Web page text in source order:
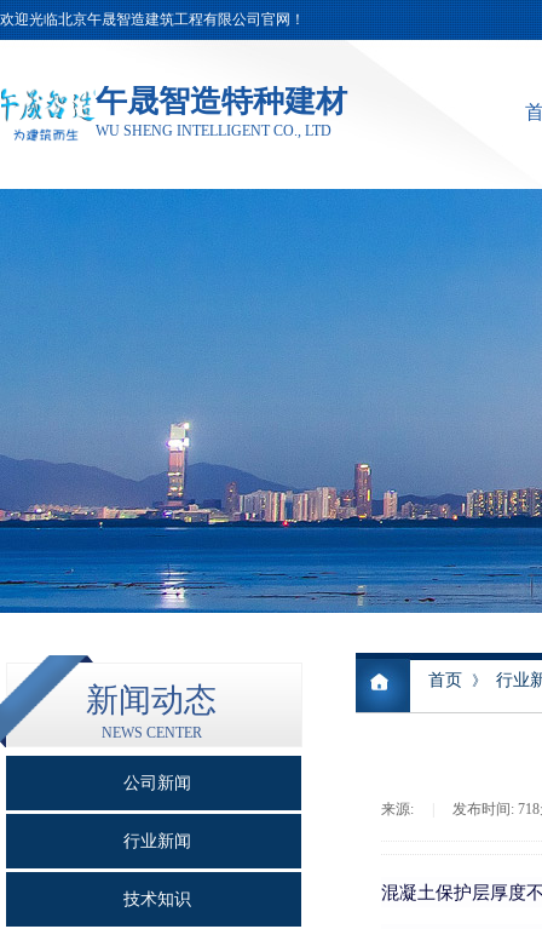
欢迎光临北京午晟智造建筑工程有限公司官网！
午晟智造特种建材
WU SHENG INTELLIGENT CO., LTD
新闻动态
NEWS CENTER
首页 》 行业
来源: 发布时间:
混凝土保护层厚度
公司新闻
行业新闻
技术知识